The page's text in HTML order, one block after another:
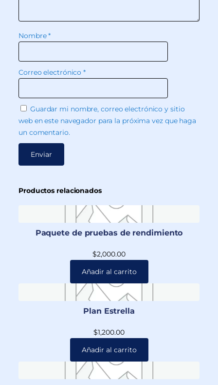
Nombre*
Correo electrónico*
Guardar mi nombre, correo electrónico y sitio
web en este navegador para la próxima vez que haga
un comentario.
Productos relacionados
Paquete de pruebas de rendimiento
$2,000.00
Añadir al carrito
Plan Estrella
$1,200.00
Añadir al carrito